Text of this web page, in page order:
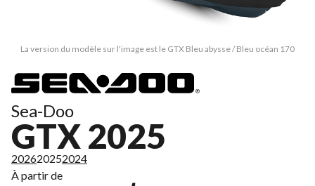
La version du modèle sur l'image est le GTX Bleu abysse / Bleu océan 170
Sea-Doo
GTX 2025
202620252024
À partir de